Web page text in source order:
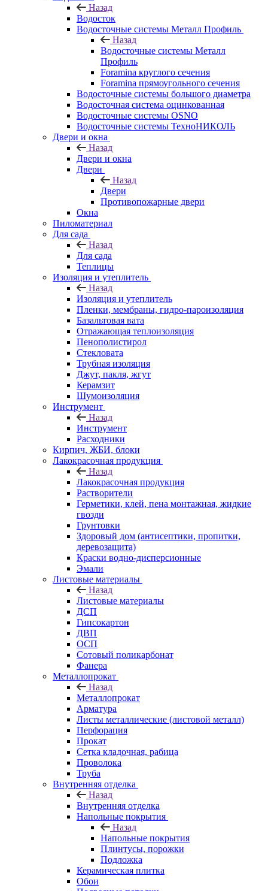
Назад
Водосток
Водосточные системы Металл Профиль
Назад
Водосточные системы Металл
Профиль
Foramina круглого сечения
Foramina прямоугольного сечения
Водосточные системы большого диаметра
Водосточная система оцинкованная
Водосточные системы OSNO
Водосточные системы ТехноНИКОЛЬ
Двери и окна
Назад
Двери и окна
Двери
Назад
Двери
Противопожарные двери
Окна
Пиломатериал
Для сада
Назад
Для сада
Теплицы
Изоляция и утеплитель
Назад
Изоляция и утеплитель
Пленки, мембраны, гидро-пароизоляция
Базальтовая вата
Отражающая теплоизоляция
Пенополистирол
Стекловата
Трубная изоляция
Джут, пакля, жгут
Керамзит
Шумоизоляция
Инструмент
Назад
Инструмент
Расходники
Кирпич, ЖБИ, блоки
Лакокрасочная продукция
Назад
Лакокрасочная продукция
Растворители
Герметики, клей, пена монтажная, жидкие
гвозди
Грунтовки
Здоровый дом (антисептики, пропитки,
деревозащита)
Краски водно-дисперсионные
Эмали
Листовые материалы
Назад
Листовые материалы
ДСП
Гипсокартон
ДВП
ОСП
Сотовый поликарбонат
Фанера
Металлопрокат
Назад
Металлопрокат
Арматура
Листы металлические (листовой металл)
Перфорация
Прокат
Сетка кладочная, рабица
Проволока
Труба
Внутренняя отделка
Назад
Внутренняя отделка
Напольные покрытия
Назад
Напольные покрытия
Плинтусы, порожки
Подложка
Керамическая плитка
Обои